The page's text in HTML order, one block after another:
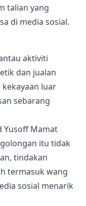
talian yang
di media sosial.
aktiviti
dan jualan
luar
sebarang
Yusoff Mamat
itu tidak
tindakan
termasuk wang
sosial menarik